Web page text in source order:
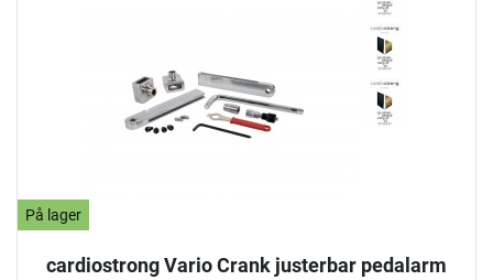
På lager
cardiostrong Vario Crank justerbar pedalarm